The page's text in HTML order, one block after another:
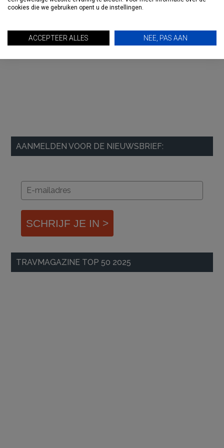
AANMELDEN VOOR DE NIEUWSBRIEF:
SCHRIJF JE IN >
TRAVMAGAZINE TOP 50 2025
cookies die we gebruiken opent u de instellingen.
ACCEPTEER ALLES NEE, PAS AAN